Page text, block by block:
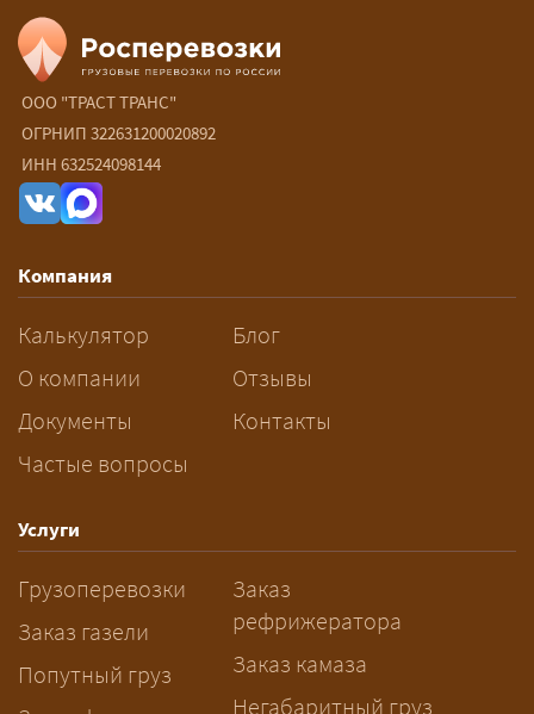
Сколько стоит перевозка
негабарита?
— От 90 ₽/км. Точная стоимость
рассчитывается индивидуально:
влияют габариты и вес груза,
разрешений и машин
сопровождения.
За сколько дней заказывать
перевозку негабарита?
— Заранее: только оформление
рабочих дней. Оставьте заявку
заблаговременно — логист
рассчитает маршрут и запустит
подготовку документов.
ООО "ТРАСТ ТРАНС"
ОГРНИП 322631200020892
ИНН 632524098144
Компания
Калькулятор
О компании
Документы
Частые вопросы
Блог
Отзывы
Контакты
Услуги
Грузоперевозки
Заказ газели
Попутный груз
Заказ
рефрижератора
Заказ камаза
Негабаритный груз